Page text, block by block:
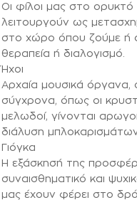
Οι φίλοι μας στο
λειτουργούν ως
στο χώρο όπου ζούμε ή
θεραπεία ή διαλογισμό.
Ήχοι
Αρχαία μουσικά όργανα,
σύγχρονα, όπως οι
μελωδοί, γίνονται
διάλυση
Γιόγκα
Η εξάσκησή της
συναισθηματικό και
μας έχουν φέρει στο